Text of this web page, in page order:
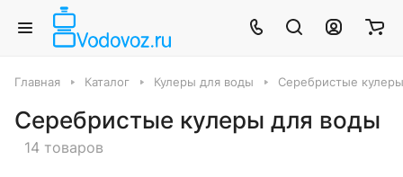
Главная Каталог Кулеры для воды Серебристые
Серебристые кулеры для воды
14 товаров